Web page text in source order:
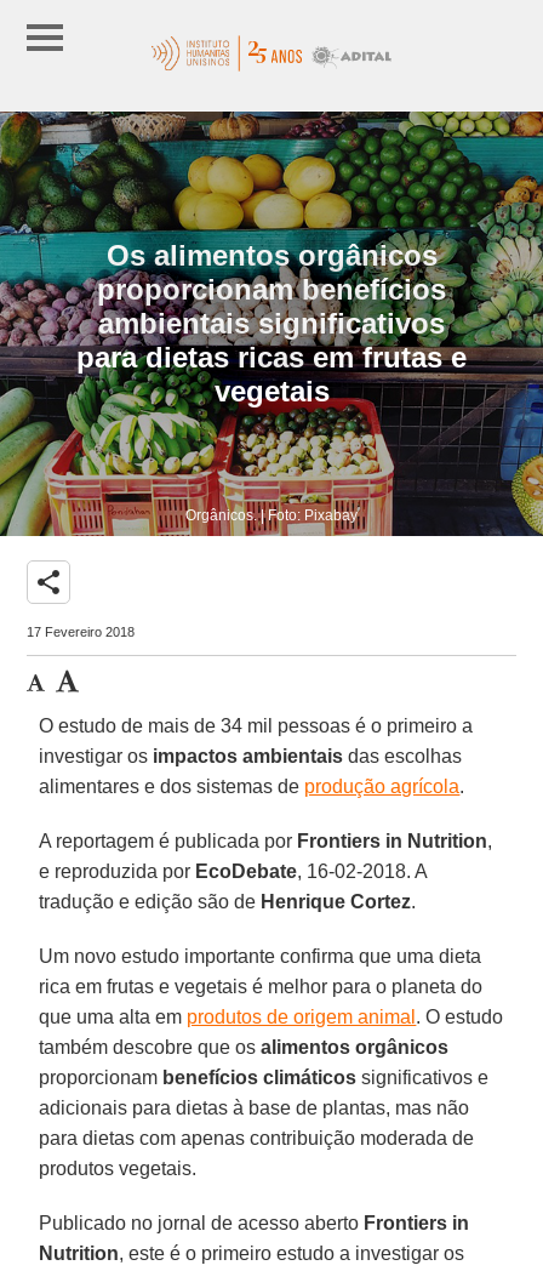
Os alimentos orgânicos
proporcionam benefícios
ambientais significativos
para dietas ricas em frutas e
vegetais
Orgânicos. | Foto: Pixabay
share
17 Fevereiro 2018
O estudo de mais de 34 mil pessoas é o primeiro a
investigar os impactos ambientais das escolhas
alimentares e dos sistemas de produção agrícola.
A reportagem é publicada por Frontiers in Nutrition,
e reproduzida por EcoDebate, 16-02-2018. A
tradução e edição são de Henrique Cortez.
Um novo estudo importante confirma que uma dieta
rica em frutas e vegetais é melhor para o planeta do
que uma alta em produtos de origem animal . O estudo
também descobre que osalimentos orgânicos
proporcionam benefícios climáticos significativos e
adicionais para dietas à base de plantas, mas não
para dietas com apenas contribuição moderada de
produtos vegetais.
Publicado no jornal de acesso aberto Frontiers in
Nutrition, este é o primeiro estudo a investigar os